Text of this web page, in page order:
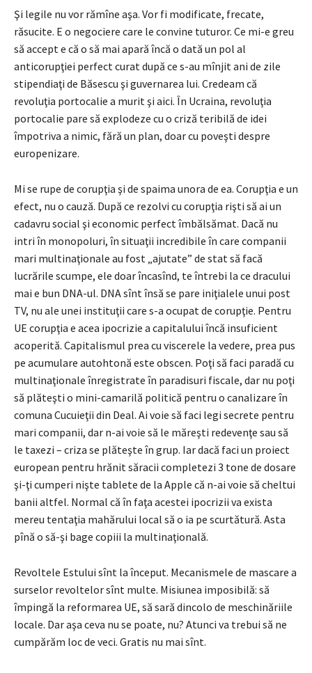
Şi legile nu vor rămîne aşa. Vor fi modificate, frecate,
răsucite. E o negociere care le convine tuturor. Ce mi-e greu
să accept e că o să mai apară încă o dată un pol al
anticorupţiei perfect curat după ce s-au mînjit ani de zile
stipendiaţi de Băsescu şi guvernarea lui. Credeam că
revoluţia portocalie a murit şi aici. În Ucraina, revoluţia
portocalie pare să explodeze cu o criză teribilă de idei
împotriva a nimic, fără un plan, doar cu poveşti despre
europenizare.
Mi se rupe de corupţia şi de spaima unora de ea. Corupţia e un
efect, nu o cauză. După ce rezolvi cu corupţia rişti să ai un
cadavru social şi economic perfect îmbălsămat. Dacă nu
intri în monopoluri, în situaţii incredibile în care companii
mari multinaţionale au fost „ajutate” de stat să facă
lucrările scumpe, ele doar încasînd, te întrebi la ce dracului
mai e bun DNA-ul. DNA sînt însă se pare iniţialele unui post
TV, nu ale unei instituţii care s-a ocupat de corupţie. Pentru
UE corupţia e acea ipocrizie a capitalului încă insuficient
acoperită. Capitalismul prea cu viscerele la vedere, prea pus
pe acumulare autohtonă este obscen. Poţi să faci paradă cu
multinaţionale înregistrate în paradisuri fiscale, dar nu poţi
să plăteşti o mini-camarilă politică pentru o canalizare în
comuna Cucuieţii din Deal. Ai voie să faci legi secrete pentru
mari companii, dar n-ai voie să le măreşti redevenţe sau să
le taxezi – criza se plăteşte în grup. Iar dacă faci un proiect
european pentru hrănit săracii completezi 3 tone de dosare
şi-ţi cumperi nişte tablete de la Apple că n-ai voie să cheltui
banii altfel. Normal că în faţa acestei ipocrizii va exista
mereu tentaţia mahărului local să o ia pe scurtătură. Asta
pînă o să-şi bage copiii la multinaţională.
Revoltele Estului sînt la început. Mecanismele de mascare a
surselor revoltelor sînt multe. Misiunea imposibilă: să
împingă la reformarea UE, să sară dincolo de meschinăriile
locale. Dar aşa ceva nu se poate, nu? Atunci va trebui să ne
cumpărăm loc de veci. Gratis nu mai sînt.